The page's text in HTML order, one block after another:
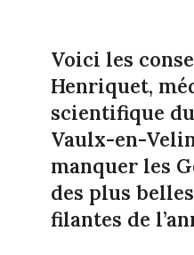
Voici les
Henriquet,
scientifique
Vaulx-en-
manquer les
des plus
filantes de